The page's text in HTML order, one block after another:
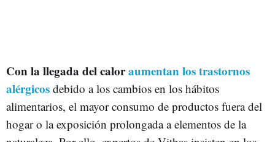
Con la llegada del caloraumentan los trastornos
alérgicos debido a los cambios en los hábitos
alimentarios, el mayor consumo de productos fuera del
hogar o la exposición prolongada a elementos de la